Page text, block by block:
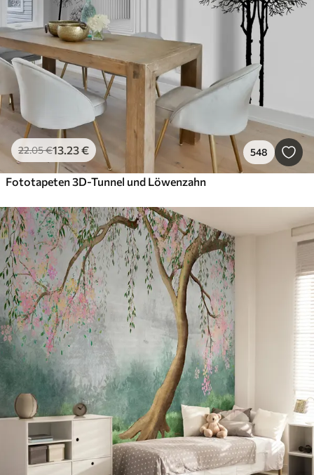
22.05€13.23€ 548
Fototapeten 3D-Tunnel und Löwenzahn